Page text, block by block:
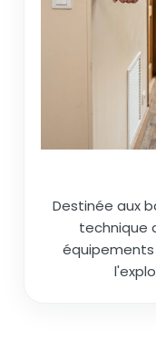
Destinée aux
technique
équipements